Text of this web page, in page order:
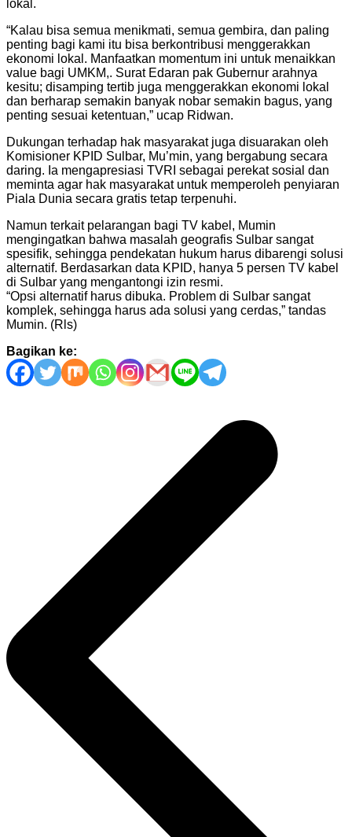
lokal.
“Kalau bisa semua menikmati, semua gembira, dan paling
penting bagi kami itu bisa berkontribusi menggerakkan
ekonomi lokal. Manfaatkan momentum ini untuk menaikkan
value bagi UMKM,. Surat Edaran pak Gubernur arahnya
kesitu; disamping tertib juga menggerakkan ekonomi lokal
dan berharap semakin banyak nobar semakin bagus, yang
penting sesuai ketentuan,” ucap Ridwan.
Dukungan terhadap hak masyarakat juga disuarakan oleh
Komisioner KPID Sulbar, Mu’min, yang bergabung secara
daring. Ia mengapresiasi TVRI sebagai perekat sosial dan
meminta agar hak masyarakat untuk memperoleh penyiaran
Piala Dunia secara gratis tetap terpenuhi.
Namun terkait pelarangan bagi TV kabel, Mumin
mengingatkan bahwa masalah geografis Sulbar sangat
spesifik, sehingga pendekatan hukum harus dibarengi solusi
alternatif. Berdasarkan data KPID, hanya 5 persen TV kabel
di Sulbar yang mengantongi izin resmi.
“Opsi alternatif harus dibuka. Problem di Sulbar sangat
komplek, sehingga harus ada solusi yang cerdas,” tandas
Mumin. (Rls)
Bagikan ke: